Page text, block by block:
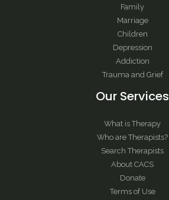
Family
Marriage
Children
Depression
Addiction
Trauma and Grief
Our Services
What is Therapy
Who are Therapists?
Search Therapists
About CACS
Donate
Terms of Use